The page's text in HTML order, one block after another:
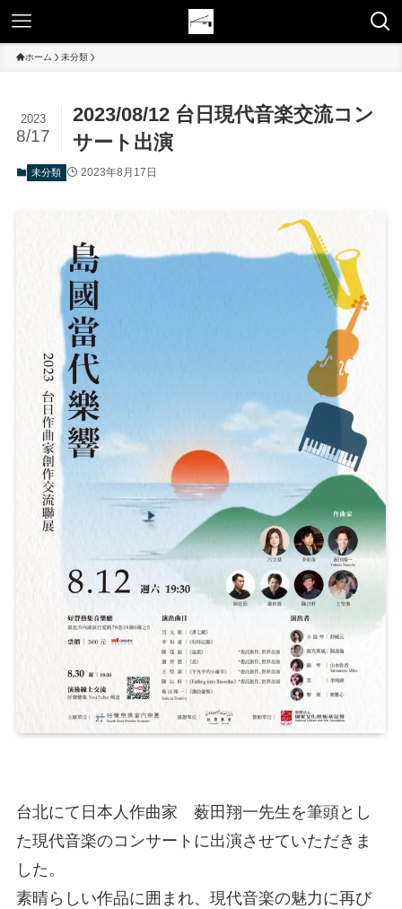
ホーム 未分類
2023/08/12 台日現代音楽交流コン
サート出演
2023
8/17
未分類 2023年8月17日
台北にて日本人作曲家 薮田翔一先生を筆頭とし
た現代音楽のコンサートに出演させていただきま
した。
素晴らしい作品に囲まれ、現代音楽の魅力に再び